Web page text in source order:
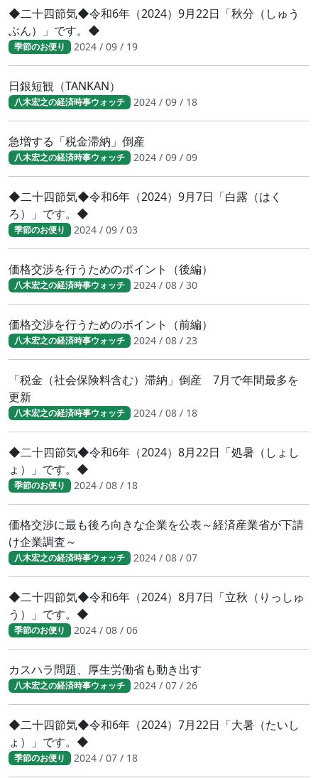
◆二十四節気◆令和6年（2024）9月22日「秋分（しゅう
ぶん）」です。◆
季節のお便り 2024 / 09 / 19
日銀短観（TANKAN）
八木宏之の経済時事ウォッチ 2024 / 09 / 18
急増する「税金滞納」倒産
八木宏之の経済時事ウォッチ 2024 / 09 / 09
◆二十四節気◆令和6年（2024）9月7日「白露（はく
ろ）」です。◆
季節のお便り 2024 / 09 / 03
価格交渉を行うためのポイント（後編）
八木宏之の経済時事ウォッチ 2024 / 08 / 30
価格交渉を行うためのポイント（前編）
八木宏之の経済時事ウォッチ 2024 / 08 / 23
「税金（社会保険料含む）滞納」倒産 7月で年間最多を
更新
八木宏之の経済時事ウォッチ 2024 / 08 / 18
◆二十四節気◆令和6年（2024）8月22日「処暑（しょし
ょ）」です。◆
季節のお便り 2024 / 08 / 18
価格交渉に最も後ろ向きな企業を公表～経済産業省が下請
け企業調査～
八木宏之の経済時事ウォッチ 2024 / 08 / 07
◆二十四節気◆令和6年（2024）8月7日「立秋（りっしゅ
う）」です。◆
季節のお便り 2024 / 08 / 06
カスハラ問題、厚生労働省も動き出す
八木宏之の経済時事ウォッチ 2024 / 07 / 26
◆二十四節気◆令和6年（2024）7月22日「大暑（たいし
ょ）」です。◆
季節のお便り 2024 / 07 / 18